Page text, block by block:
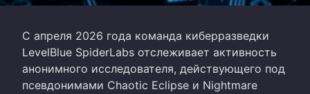
С апреля 2026 года команда киберразведки
LevelBlue SpiderLabs отслеживает активность
анонимного исследователя, действующего под
псевдонимами Chaotic Eclipse и Nightmare